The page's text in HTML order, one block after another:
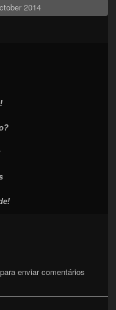
2014
para enviar comentários